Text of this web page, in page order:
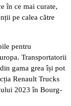
în ce mai curate,
pe calea către
pentru
Transportatorii
gama grea își pot
Renault Trucks
2023 în Bourg-